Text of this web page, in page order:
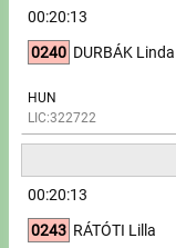
00:20:13
0240 DURBÁK Linda
HUN
LIC:322722
00:20:13
0243 RÁTÓTI Lilla